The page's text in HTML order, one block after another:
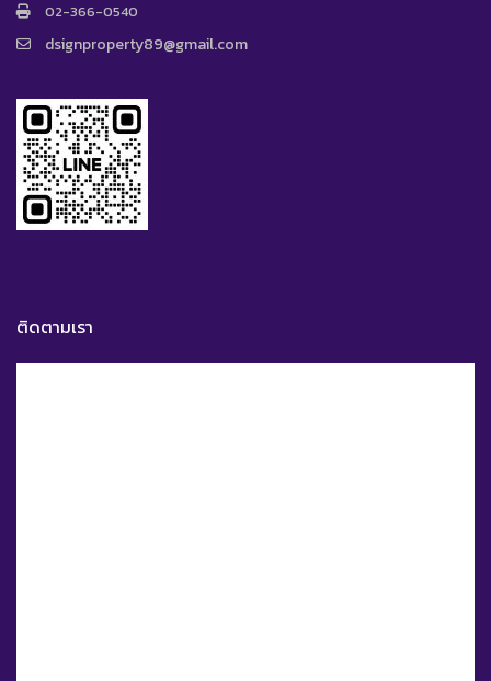
02-366-0540
dsignproperty89@gmail.com
ติดตามเรา